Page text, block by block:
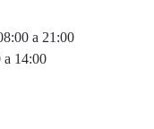
a 21:00
a 14:00